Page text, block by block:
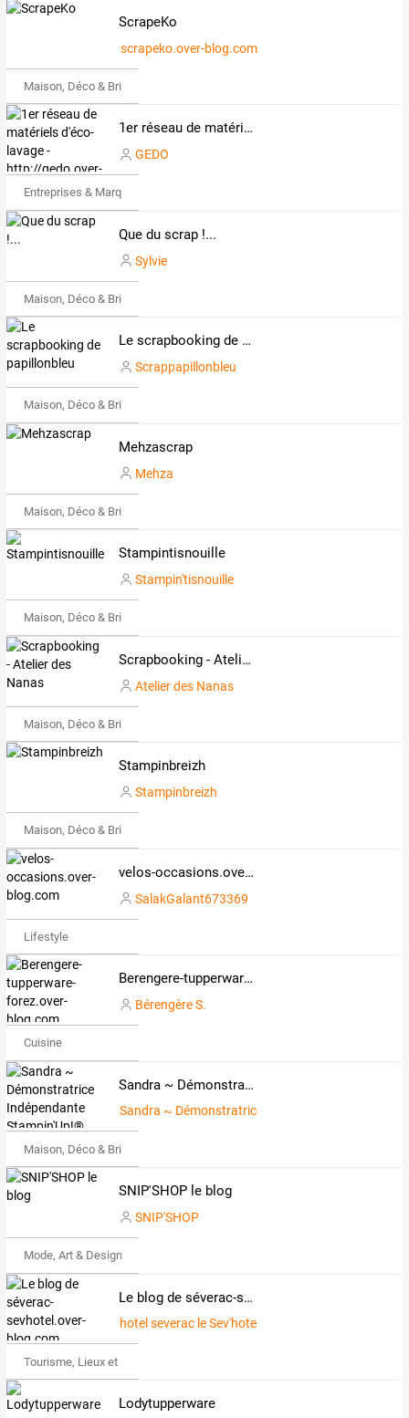
ScrapeKo
scrapeko.over-blog.com
Maison, Déco & Bricolage
1er réseau de matériels d'éco-lavage - http://gedo.over-blog.com
GEDO
Entreprises & Marques
Que du scrap !...
Sylvie
Maison, Déco & Bricolage
Le scrapbooking de papillonbleu
Scrappapillonbleu
Maison, Déco & Bricolage
Mehzascrap
Mehza
Maison, Déco & Bricolage
Stampintisnouille
Stampin'tisnouille
Maison, Déco & Bricolage
Scrapbooking - Atelier des Nanas
Atelier des Nanas
Maison, Déco & Bricolage
Stampinbreizh
Stampinbreizh
Maison, Déco & Bricolage
velos-occasions.over-blog.com
SalakGalant673369
Lifestyle
Berengere-tupperware-forez.over-blog.com
Bérengère S.
Cuisine
Sandra ~ Démonstratrice Indépendante Stampin'Up!®
Sandra ~ Démonstratrice Stampin'Up!®
Maison, Déco & Bricolage
SNIP'SHOP le blog
SNIP'SHOP
Mode, Art & Design
Le blog de séverac-sevhotel.over-blog.com
hotel severac le Sev'hotel
Tourisme, Lieux et Événements
Lodytupperware